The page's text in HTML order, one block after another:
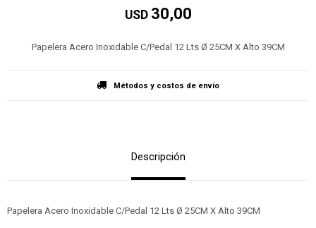
USD 30,00
Papelera Acero Inoxidable C/Pedal 12 Lts Ø 25CM X Alto 39CM
Métodos y costos de envío
Descripción
Papelera Acero Inoxidable C/Pedal 12 Lts Ø 25CM X Alto 39CM